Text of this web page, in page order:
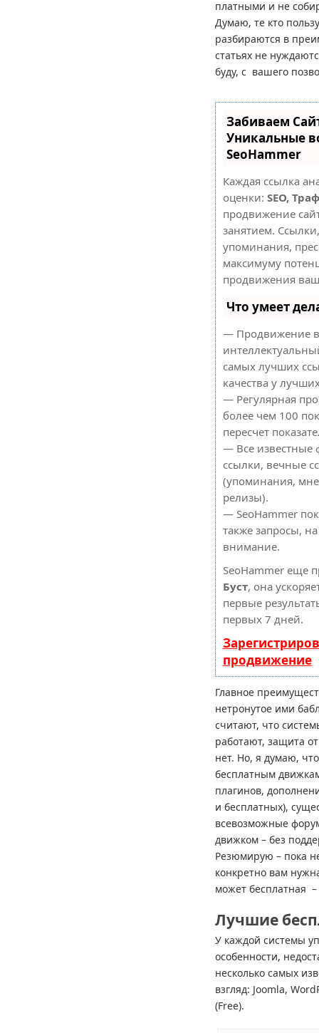
платными и не
Думаю, те кто
разбираются в
статьях не
буду, с вашего
Забиваем
Уникальные
SeoHammer
Каждая ссылка
оценки: SEO,
продвижение
занятием.
упоминания,
максимуму
продвижения
Что умеет
— Продвижение
самых лучших
качества у
— Регулярная
более чем 100
пересчет
— Все известные
ссылки, вечные
(упоминания,
релизы).
— SeoHammer
также запросы,
внимание.
SeoHammer еще
Буст, она
первые
первых 7 дней.
продвижение
Главное
нетронутое ими
считают, что
работают, защита
нет. Но, я думаю,
бесплатным
плагинов,
и бесплатных),
всевозможные
движком – без
Резюмирую – пока
конкретно вам
может бесплатная –
Лучшие
У каждой системы
особенности,
несколько самых
взгляд: Joomla,
(Free).